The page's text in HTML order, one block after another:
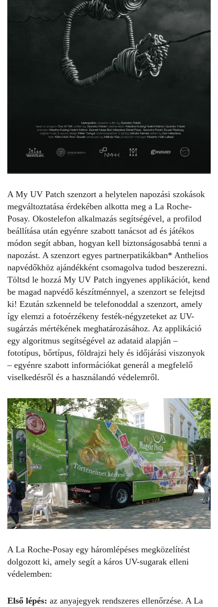
A My UV Patch szenzort a helytelen napozási szokások
megváltoztatása érdekében alkotta meg a La Roche-
Posay. Okostelefon alkalmazás segítségével, a profilod
beállítása után egyénre szabott tanácsot ad és játékos
módon segít abban, hogyan kell biztonságosabbá tenni a
napozást. A szenzort egyes partnerpatikákban* Anthelios
napvédőkhöz ajándékként csomagolva tudod beszerezni.
Töltsd le hozzá My UV Patch ingyenes applikációt, kend
be magad napvédő készítménnyel, a szenzort se felejtsd
ki! Ezután szkenneld be telefonoddal a szenzort, amely
így elemzi a fotoérzékeny festék-négyzeteket az UV-
sugárzás mértékének meghatározásához. Az applikáció
egy algoritmus segítségével az adataid alapján –
fototípus, bőrtípus, földrajzi hely és időjárási viszonyok
– egyénre szabott információkat generál a megfelelő
viselkedésről és a használandó védelemről.
A La Roche-Posay egy háromlépéses megközelítést
dolgozott ki, amely segít a káros UV-sugarak elleni
védelemben:
Első lépés: az anyajegyek rendszeres ellenőrzése. A La